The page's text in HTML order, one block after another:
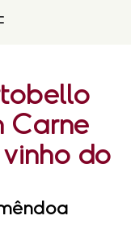
Carne
vinho do